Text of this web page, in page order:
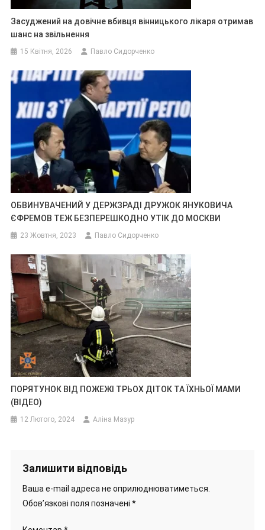
Засуджений на довічне вбивця вінницького лікаря отримав
шанс на звільнення
15 Квітня, 2026 Павло Сидорченко
ОБВИНУВАЧЕНИЙ У ДЕРЖЗРАДІ ДРУЖОК ЯНУКОВИЧА
ЄФРЕМОВ ТЕЖ БЕЗПЕРЕШКОДНО УТІК ДО МОСКВИ
23 Жовтня, 2023 Павло Сидорченко
ПОРЯТУНОК ВІД ПОЖЕЖІ ТРЬОХ ДІТОК ТА ЇХНЬОЇ МАМИ
(ВІДЕО)
12 Лютого, 2024 Аліна Мазур
Залишити відповідь
Ваша e-mail адреса не оприлюднюватиметься.
Обов’язкові поля позначені *